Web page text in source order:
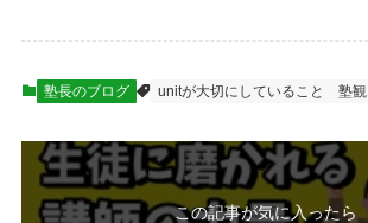
塾長のブログ unitが大切にしていること 塾観
この記事が気に入ったら